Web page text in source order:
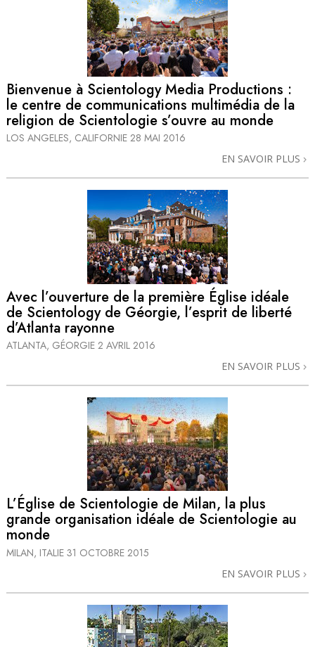
Bienvenue à Scientology Media Productions :
le centre de communications multimédia de la
religion de Scientologie s’ouvre au monde
LOS ANGELES, CALIFORNIE 28 MAI 2016
EN SAVOIR PLUS
Avec l’ouverture de la première Église idéale
de Scientology de Géorgie, l’esprit de liberté
d’Atlanta rayonne
ATLANTA, GÉORGIE 2 AVRIL 2016
EN SAVOIR PLUS
L’Église de Scientologie de Milan, la plus
grande organisation idéale de Scientologie au
monde
MILAN, ITALIE 31 OCTOBRE 2015
EN SAVOIR PLUS